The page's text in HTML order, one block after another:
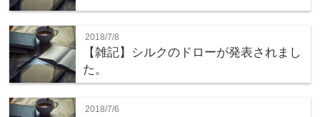
2018/7/8
【雑記】シルクのドローが発表されまし
た。
2018/7/6